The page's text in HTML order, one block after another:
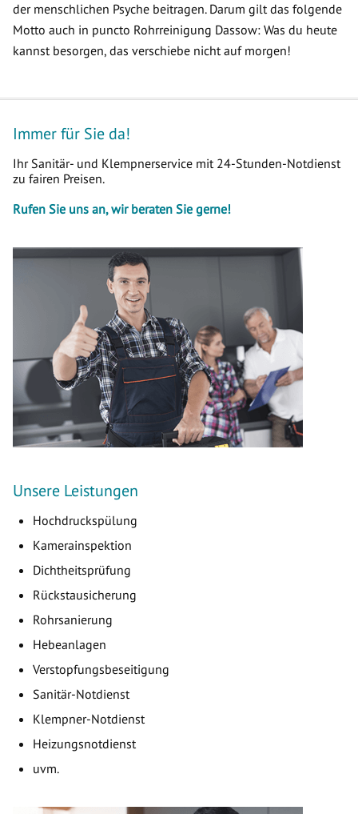
der menschlichen Psyche beitragen. Darum gilt das folgende
Motto auch in puncto Rohrreinigung Dassow: Was du heute
kannst besorgen, das verschiebe nicht auf morgen!
Immer für Sie da!
Ihr Sanitär- und Klempnerservice mit 24-Stunden-Notdienst
zu fairen Preisen.
Rufen Sie uns an, wir beraten Sie gerne!
Unsere Leistungen
Hochdruckspülung
Kamerainspektion
Dichtheitsprüfung
Rückstausicherung
Rohrsanierung
Hebeanlagen
Verstopfungsbeseitigung
Sanitär-Notdienst
Klempner-Notdienst
Heizungsnotdienst
uvm.